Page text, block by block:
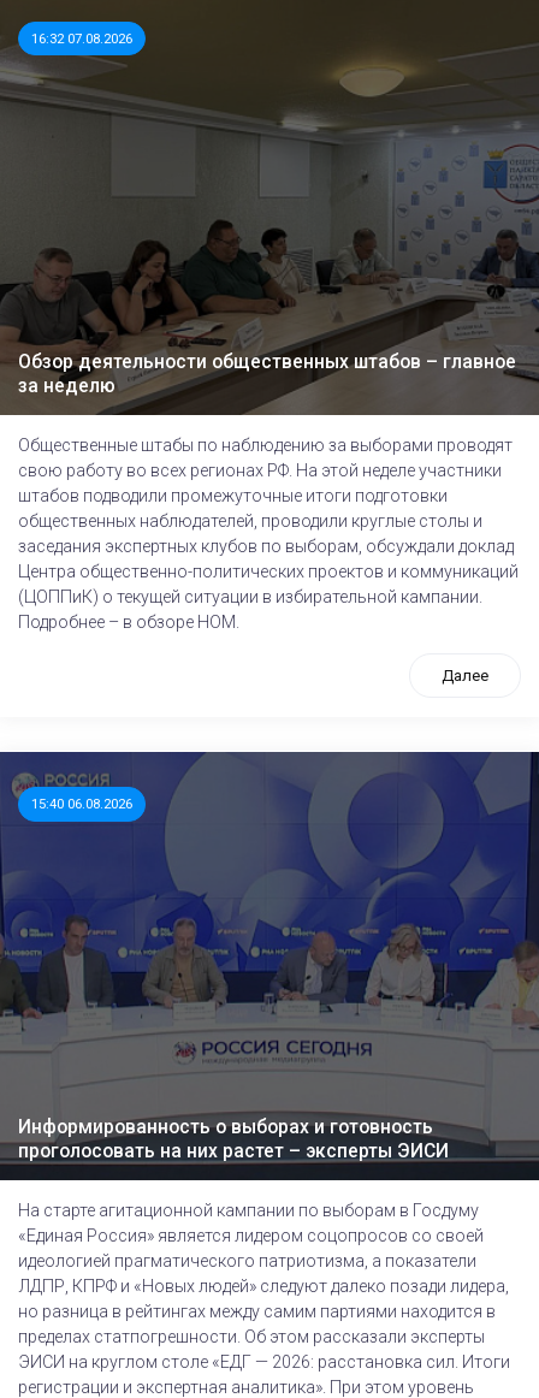
16:32 07.08.2026
Обзор деятельности общественных штабов – главное
за неделю
Общественные штабы по наблюдению за выборами проводят
свою работу во всех регионах РФ. На этой неделе участники
штабов подводили промежуточные итоги подготовки
общественных наблюдателей, проводили круглые столы и
заседания экспертных клубов по выборам, обсуждали доклад
Центра общественно-политических проектов и коммуникаций
(ЦОППиК) о текущей ситуации в избирательной кампании.
Подробнее – в обзоре НОМ.
Далее
15:40 06.08.2026
Информированность о выборах и готовность
проголосовать на них растет – эксперты ЭИСИ
На старте агитационной кампании по выборам в Госдуму
«Единая Россия» является лидером соцопросов со своей
идеологией прагматического патриотизма, а показатели
ЛДПР, КПРФ и «Новых людей» следуют далеко позади лидера,
но разница в рейтингах между самим партиями находится в
пределах статпогрешности. Об этом рассказали эксперты
ЭИСИ на круглом столе «ЕДГ — 2026: расстановка сил. Итоги
регистрации и экспертная аналитика». При этом уровень